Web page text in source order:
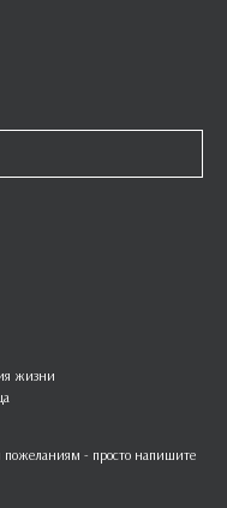
жизни
- просто напишите